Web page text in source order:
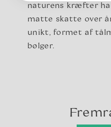
naturens kræfter
matte skatte over
unikt, formet af
bølger.